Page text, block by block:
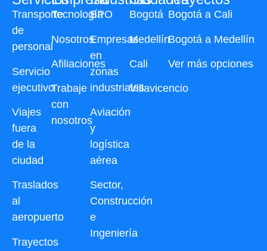
Transporte
de
personal
Servicio
ejecutivo
Viajes
fuera
de la
ciudad
Traslados
al
aeropuerto
Trayectos
BPO
Empresas
en
zonas
industriales
Aviación
y
logística
aérea
Sector,
Construcción
e
Ingeniería
Bogotá
Medellín
Cali
Villavicencio
Bogotá a Cali
Bogotá a Medellín
Ver más opciones
Tecnología
Nosotros
Afiliaciones
Trabaje
con
nosotros